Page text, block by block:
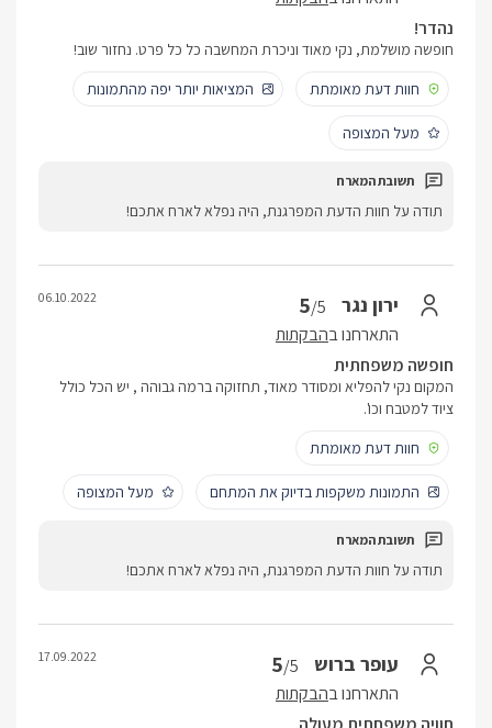
נהדר!
חופשה מושלמת, נקי מאוד וניכרת המחשבה כל כל פרט. נחזור שוב!
חוות דעת מאומתת
המציאות יותר יפה מהתמונות
מעל המצופה
תודה על חוות הדעת המפרגנת, היה נפלא לארח אתכם!
ירון נגר 5/5
התארחנו בהבקתות
06.10.2022
חופשה משפחתית
המקום נקי להפליא ומסודר מאוד, תחזוקה ברמה גבוהה , יש הכל כולל
ציוד למטבח וכו'.
חוות דעת מאומתת
התמונות משקפות בדיוק את המתחם מעל המצופה
תודה על חוות הדעת המפרגנת, היה נפלא לארח אתכם!
עופר ברוש 5/5
התארחנו בהבקתות
17.09.2022